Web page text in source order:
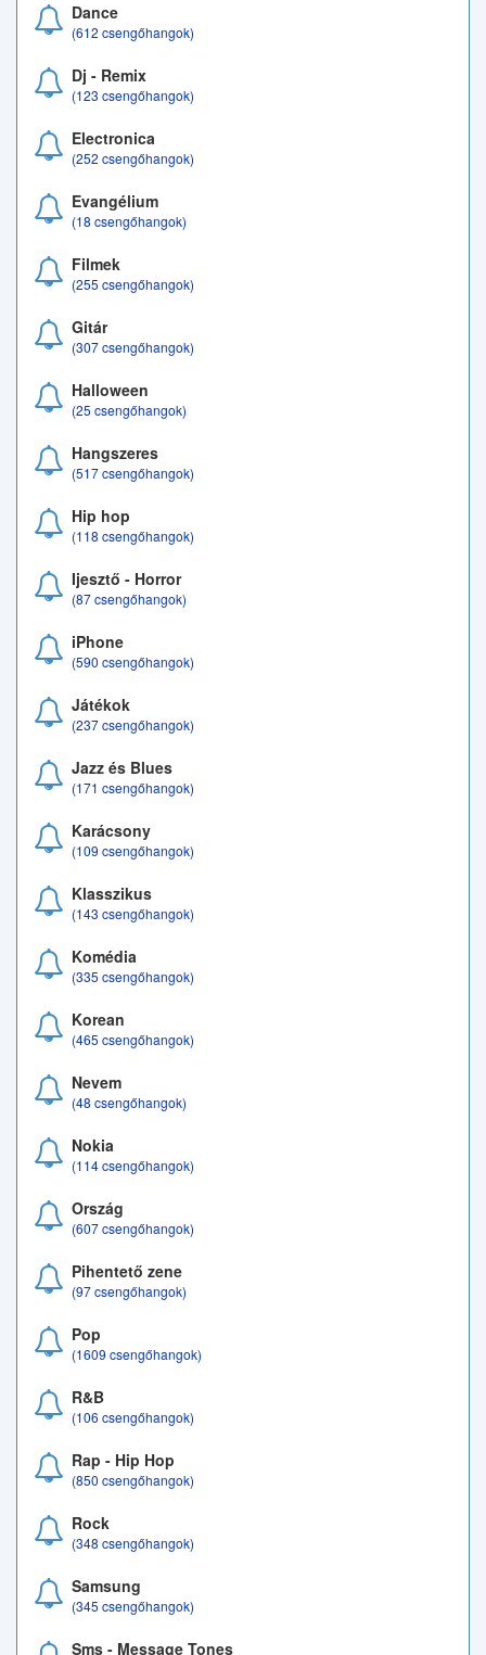
Dance
(612 csengőhangok)
Dj - Remix
(123 csengőhangok)
Electronica
(252 csengőhangok)
Evangélium
(18 csengőhangok)
Filmek
(255 csengőhangok)
Gitár
(307 csengőhangok)
Halloween
(25 csengőhangok)
Hangszeres
(517 csengőhangok)
Hip hop
(118 csengőhangok)
Ijesztő - Horror
(87 csengőhangok)
iPhone
(590 csengőhangok)
Játékok
(237 csengőhangok)
Jazz és Blues
(171 csengőhangok)
Karácsony
(109 csengőhangok)
Klasszikus
(143 csengőhangok)
Komédia
(335 csengőhangok)
Korean
(465 csengőhangok)
Nevem
(48 csengőhangok)
Nokia
(114 csengőhangok)
Ország
(607 csengőhangok)
Pihentető zene
(97 csengőhangok)
Pop
(1609 csengőhangok)
R&B
(106 csengőhangok)
Rap - Hip Hop
(850 csengőhangok)
Rock
(348 csengőhangok)
Samsung
(345 csengőhangok)
Sms - Message Tones